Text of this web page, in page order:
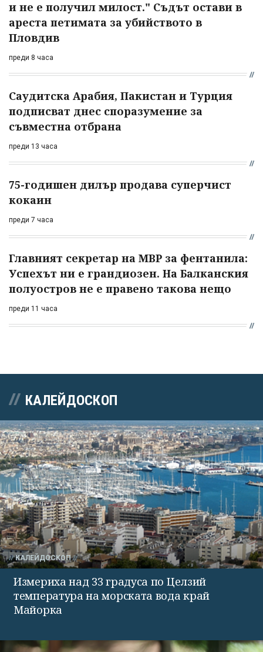
и не е получил милост." Съдът остави в
ареста петимата за убийството в
Пловдив
преди 8 часа
Саудитска Арабия, Пакистан и Турция
подписват днес споразумение за
съвместна отбрана
преди 13 часа
75-годишен дилър продава суперчист
кокаин
преди 7 часа
Главният секретар на МВР за фентанила:
Успехът ни е грандиозен. На Балканския
полуостров не е правено такова нещо
преди 11 часа
КАЛЕЙДОСКОП
КАЛЕЙДОСКОП
Измериха над 33 градуса по Целзий
температура на морската вода край
Майорка